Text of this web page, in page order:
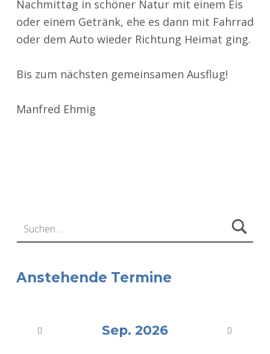
Nachmittag in schöner Natur mit einem Eis
oder einem Getränk, ehe es dann mit Fahrrad
oder dem Auto wieder Richtung Heimat ging.
Bis zum nächsten gemeinsamen Ausflug!
Manfred Ehmig
Anstehende Termine
Sep. 2026